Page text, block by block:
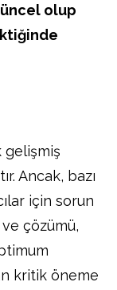
olup
gelişmiş
Ancak, bazı
için sorun
çözümü,
kritik öneme